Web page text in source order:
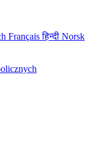
Françaisहिन्दी Norsk